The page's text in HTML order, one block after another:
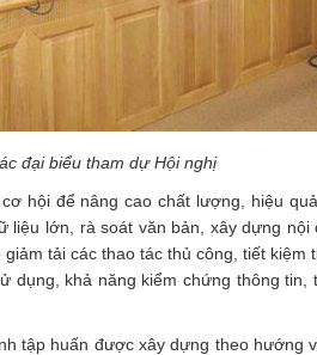
đại biểu tham dự Hội nghị
hội để nâng cao chất lượng, hiệu
liệu lớn, rà soát văn bản, xây dựng
tải các thao tác thủ công, tiết kiệm
dụng, khả năng kiểm chứng thông
tập huấn được xây dựng theo hướng